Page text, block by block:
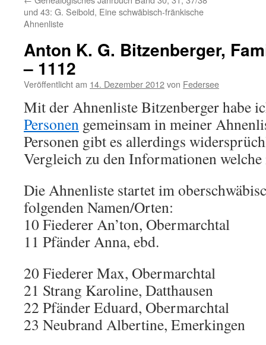
und 43: G. Seibold, Eine schwäbisch-fränkische
Ahnenliste
Anton K. G. Bitzenberger,
– 1112
Veröffentlicht am 14. Dezember 2012von Federsee
Mit der Ahnenliste Bitzenberger habe
Personen gemeinsam in meiner
Personen gibt es allerdings
Vergleich zu den Informationen welche
Die Ahnenliste startet im
folgenden Namen/Orten:
10 Fiederer An’ton, Obermarchtal
11 Pfänder Anna, ebd.
20 Fiederer Max, Obermarchtal
21 Strang Karoline, Datthausen
22 Pfänder Eduard, Obermarchtal
23 Neubrand Albertine, Emerkingen